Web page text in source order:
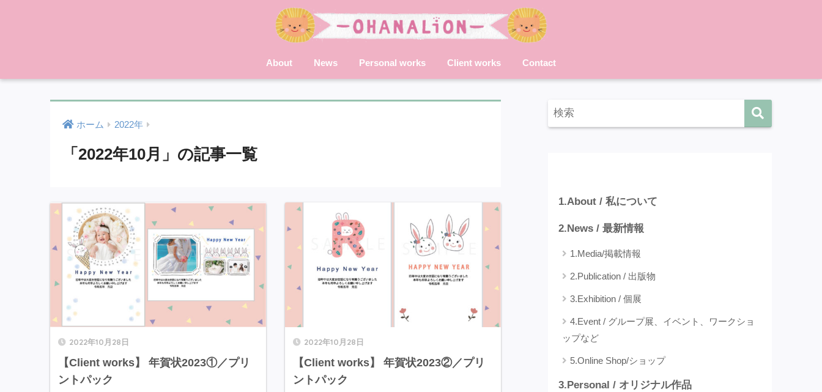
About News Personal works Client works Contact
ホーム 2022年
「2022年10月」の記事一覧
2022年10月28日
【Client works】 年賀状2023①／プリ
ントパック
2022年10月28日
【Client works】 年賀状2023②／プリ
ントパック
1.About / 私について
2.News / 最新情報
1.Media/掲載情報
2.Publication / 出版物
3.Exhibition / 個展
4.Event / グループ展、イベント、ワークショ
ップなど
5.Online Shop/ショップ
3.Personal / オリジナル作品